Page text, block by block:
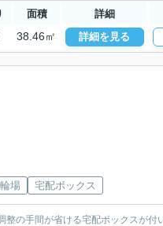
面積 詳細
38.46㎡ 詳細を見る
場 宅配ボックス
の手間が省ける宅配ボックスが付